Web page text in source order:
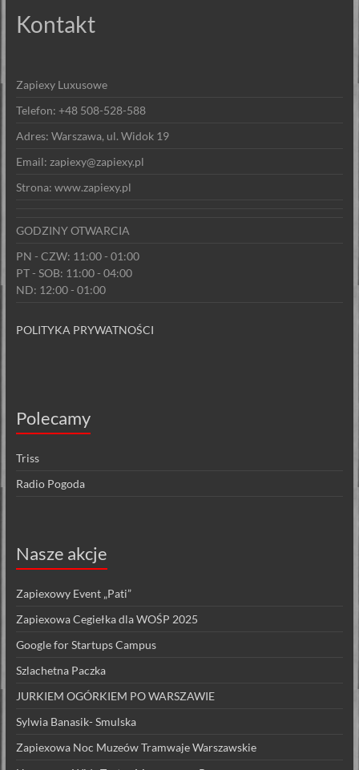
Kontakt
Zapiexy Luxusowe
Telefon: +48 508-528-588
Adres: Warszawa, ul. Widok 19
Email: zapiexy@zapiexy.pl
Strona: www.zapiexy.pl
GODZINY OTWARCIA
PN - CZW: 11:00 - 01:00
PT - SOB: 11:00 - 04:00
ND: 12:00 - 01:00
POLITYKA PRYWATNOŚCI
Polecamy
Triss
Radio Pogoda
Nasze akcje
Zapiexowy Event „Pati”
Zapiexowa Cegiełka dla WOŚP 2025
Google for Startups Campus
Szlachetna Paczka
JURKIEM OGÓRKIEM PO WARSZAWIE
Sylwia Banasik- Smulska
Zapiexowa Noc Muzeów Tramwaje Warszawskie